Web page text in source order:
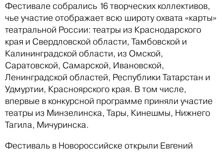
Фестивале собрались 16 творческих коллективов,
чье участие отображает всю широту охвата «карты»
театральной России: театры из Краснодарского
края и Свердловской области, Тамбовской и
Калининградской области, из Омской,
Саратовской, Самарской, Ивановской,
Ленинградской областей, Республики Татарстан и
Удмуртии, Красноярского края. В том числе,
впервые в конкурсной программе приняли участие
театры из Минзелинска, Тары, Кинешмы, Нижнего
Тагила, Мичуринска.
Фестиваль в Новороссийске открыли Евгений